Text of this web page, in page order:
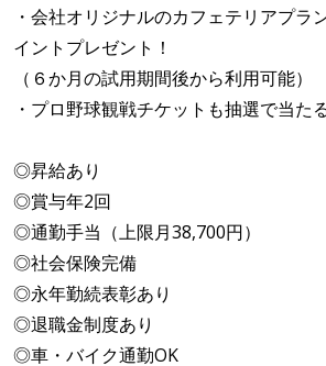
・会社オリジナルのカフェテリアプラ
イントプレゼント！
（６か月の試用期間後から利用可能）
・プロ野球観戦チケットも抽選で当た
◎昇給あり
◎賞与年2回
◎通勤手当（上限月38,700円）
◎社会保険完備
◎永年勤続表彰あり
◎退職金制度あり
◎車・バイク通勤OK